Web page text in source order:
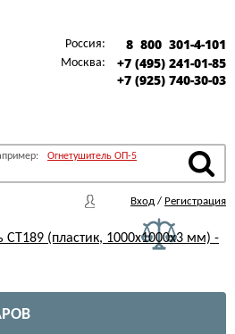
Россия: 8 800 301-4-101
Москва:
+7 (495) 241-01-85
+7 (925) 740-30-03
Огнетушитель ОП-5
Вход / Регистрация